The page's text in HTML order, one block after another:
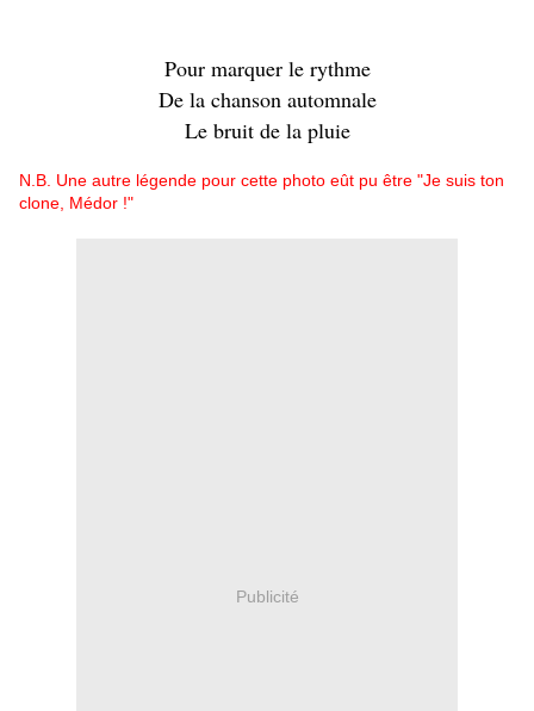
Pour marquer le rythme
De la chanson automnale
Le bruit de la pluie
N.B. Une autre légende pour cette photo eût pu être "Je suis ton
clone, Médor !"
Publicité